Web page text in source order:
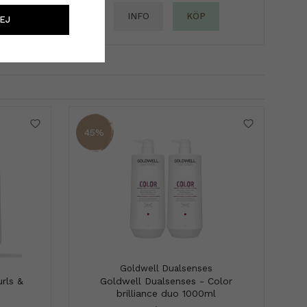
INFO KÖP
&
45%
Goldwell Dualsenses
Goldwell Dualsenses - Color
brilliance duo 1000ml